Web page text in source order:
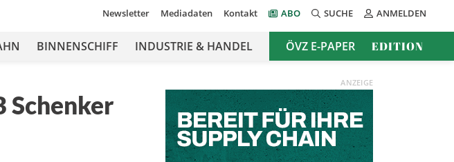
Newsletter Mediadaten Kontakt ABO SUCHE ANMELDEN
BINNENSCHIFF INDUSTRIE & HANDEL ÖVZ E-PAPER EDITION
Schenker
ANZEIGE